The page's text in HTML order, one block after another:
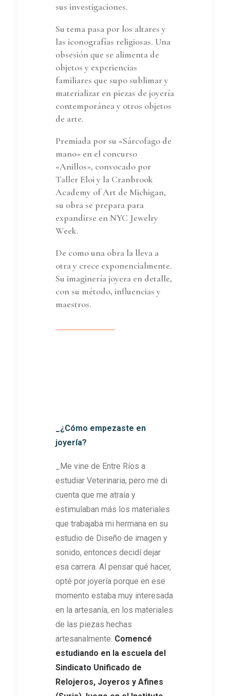
sus investigaciones.
Su tema pasa por los altares y
las iconografías religiosas. Una
obsesión que se alimenta de
objetos y experiencias
familiares que supo sublimar y
materializar en piezas de joyería
contemporánea y otros objetos
de arte.
Premiada por su «Sárcofago de
mano» en el concurso
«Anillos», convocado por
Taller Eloi y la Cranbrook
Academy of Art de Michigan,
su obra se prepara para
expandirse en NYC Jewelry
Week.
De como una obra la lleva a
otra y crece exponencialmente.
Su imaginería joyera en detalle,
con su método, influencias y
maestros.
_¿Cómo empezaste en
joyería?
_Me vine de Entre Ríos a
estudiar Veterinaria, pero me di
cuenta que me atraía y
estimulaban más los materiales
que trabajaba mi hermana en su
estudio de Diseño de imagen y
sonido, entonces decidí dejar
esa carrera. Al pensar qué hacer,
opté por joyería porque en ese
momento estaba muy interesada
en la artesanía, en los materiales
de las piezas hechas
artesanalmente. Comencé
estudiando en la escuela del
Sindicato Unificado de
Relojeros, Joyeros y Afines